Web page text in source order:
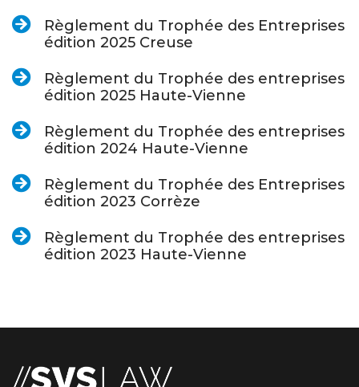
Règlement du Trophée des Entreprises
édition 2025 Creuse
Règlement du Trophée des entreprises
édition 2025 Haute-Vienne
Règlement du Trophée des entreprises
édition 2024 Haute-Vienne
Règlement du Trophée des Entreprises
édition 2023 Corrèze
Règlement du Trophée des entreprises
édition 2023 Haute-Vienne